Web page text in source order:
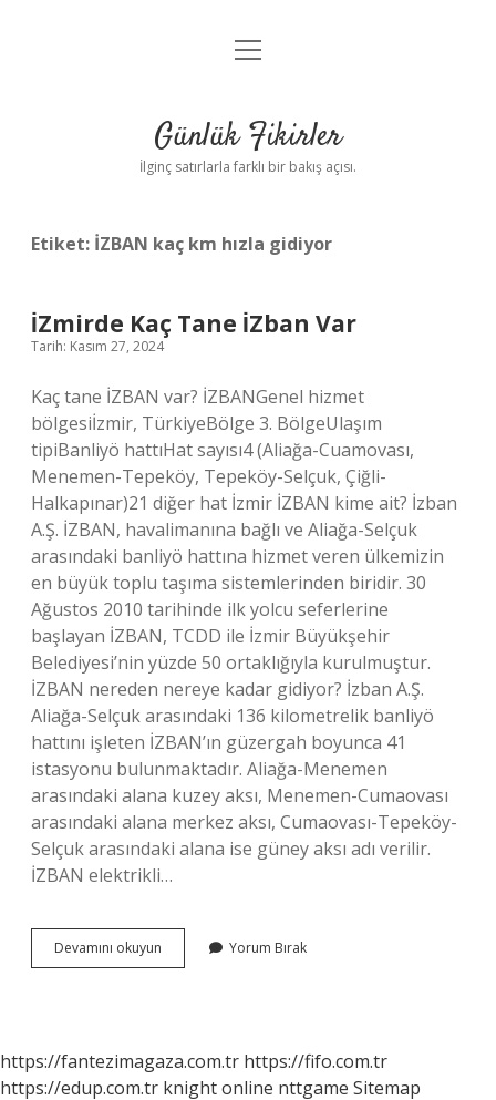
Anasayfa
Yasal Uyarı
menüyü
Günlük Fikirler
İlginç satırlarla farklı bir bakış açısı.
Etiket: İZBAN kaç km hızla gidiyor
İZmirde Kaç Tane İZban Var
Tarih: Kasım 27, 2024
Kaç tane İZBAN var? İZBANGenel hizmet
bölgesiİzmir, TürkiyeBölge 3. BölgeUlaşım
tipiBanliyö hattıHat sayısı4 (Aliağa-Cuamovası,
Menemen-Tepeköy, Tepeköy-Selçuk, Çiğli-
Halkapınar)21 diğer hat İzmir İZBAN kime ait? İzban
A.Ş. İZBAN, havalimanına bağlı ve Aliağa-Selçuk
arasındaki banliyö hattına hizmet veren ülkemizin
en büyük toplu taşıma sistemlerinden biridir. 30
Ağustos 2010 tarihinde ilk yolcu seferlerine
başlayan İZBAN, TCDD ile İzmir Büyükşehir
Belediyesi’nin yüzde 50 ortaklığıyla kurulmuştur.
İZBAN nereden nereye kadar gidiyor? İzban A.Ş.
Aliağa-Selçuk arasındaki 136 kilometrelik banliyö
hattını işleten İZBAN’ın güzergah boyunca 41
istasyonu bulunmaktadır. Aliağa-Menemen
arasındaki alana kuzey aksı, Menemen-Cumaovası
arasındaki alana merkez aksı, Cumaovası-Tepeköy-
Selçuk arasındaki alana ise güney aksı adı verilir.
İZBAN elektrikli…
Devamını okuyun İZmirde
Kaç
Yorum Bırak
https://fantezimagaza.com.tr https://fifo.com.tr
https://edup.com.tr knight online nttgame Sitemap